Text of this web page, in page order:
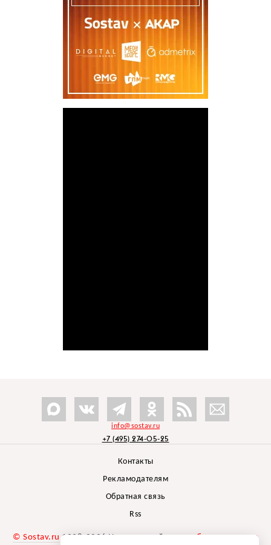
info@sostav.ru
+7 (495) 274-05-25
Контакты
Рекламодателям
Обратная связь
Rss
© Sostav.ru 1998-2026 Независимый проектбрендингового